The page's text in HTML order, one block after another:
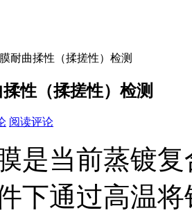
耐曲揉性（揉搓性）检测
性（揉搓性）检测
阅读评论
是当前蒸镀
下通过高温